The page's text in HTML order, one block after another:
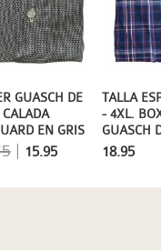
TALLA
- 4XL.
GUASCH
CUADROS
18.95
GUASCH DE
EN GRIS
| 15.95